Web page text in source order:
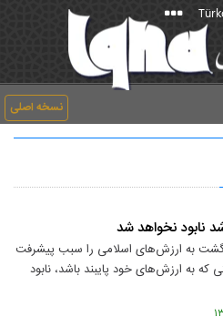
نسخه اصلی
نابود نخواهد شد
به ارزش‌های اسلامی را سبب پیشرفت
که به ارزش‌های خود پایبند باشد، نابود